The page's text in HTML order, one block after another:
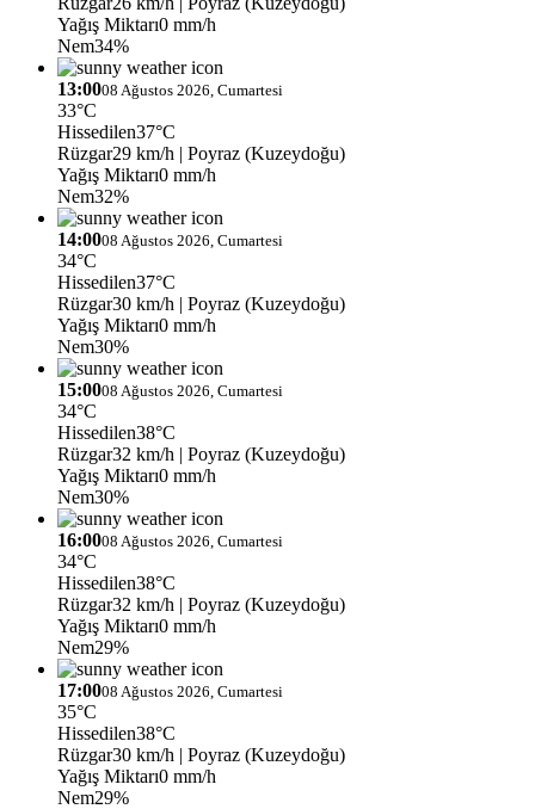
Yağış Miktarı0 mm/h
Nem34%
13:0008 Ağustos 2026, Cumartesi
33°C
Hissedilen37°C
Rüzgar29 km/h | Poyraz (Kuzeydoğu)
Yağış Miktarı0 mm/h
Nem32%
14:0008 Ağustos 2026, Cumartesi
34°C
Hissedilen37°C
Rüzgar30 km/h | Poyraz (Kuzeydoğu)
Yağış Miktarı0 mm/h
Nem30%
15:0008 Ağustos 2026, Cumartesi
34°C
Hissedilen38°C
Rüzgar32 km/h | Poyraz (Kuzeydoğu)
Yağış Miktarı0 mm/h
Nem30%
16:0008 Ağustos 2026, Cumartesi
34°C
Hissedilen38°C
Rüzgar32 km/h | Poyraz (Kuzeydoğu)
Yağış Miktarı0 mm/h
Nem29%
17:0008 Ağustos 2026, Cumartesi
35°C
Hissedilen38°C
Rüzgar30 km/h | Poyraz (Kuzeydoğu)
Yağış Miktarı0 mm/h
Nem29%